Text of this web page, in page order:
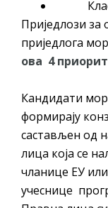
Приједлози
приједлога
ова 4
Кандидати
формирају
састављен од
лица која се
чланице ЕУ
учеснице